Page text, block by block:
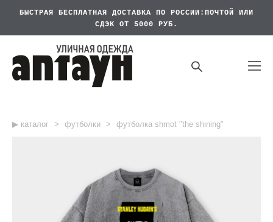
БЫСТРАЯ БЕСПЛАТНАЯ
ДОСТАВКА ПО РОССИИ:ПОЧТОЙ ИЛИ
СДЭК ОТ 5000 РУБ.
▶︎ каталог > футболки > футболка shmot "the shining"